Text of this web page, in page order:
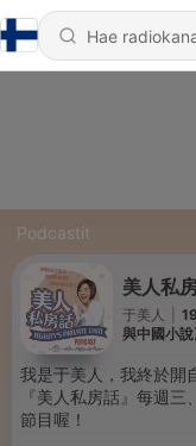
Podcastit
美人私
于美人
與中國小說
我是于美人，我終於開
『美人私房話』每週
節目喔！